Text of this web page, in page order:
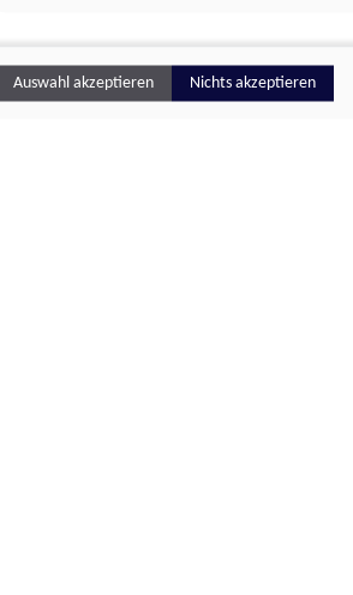
Auswahl akzeptieren Nichts akzeptieren